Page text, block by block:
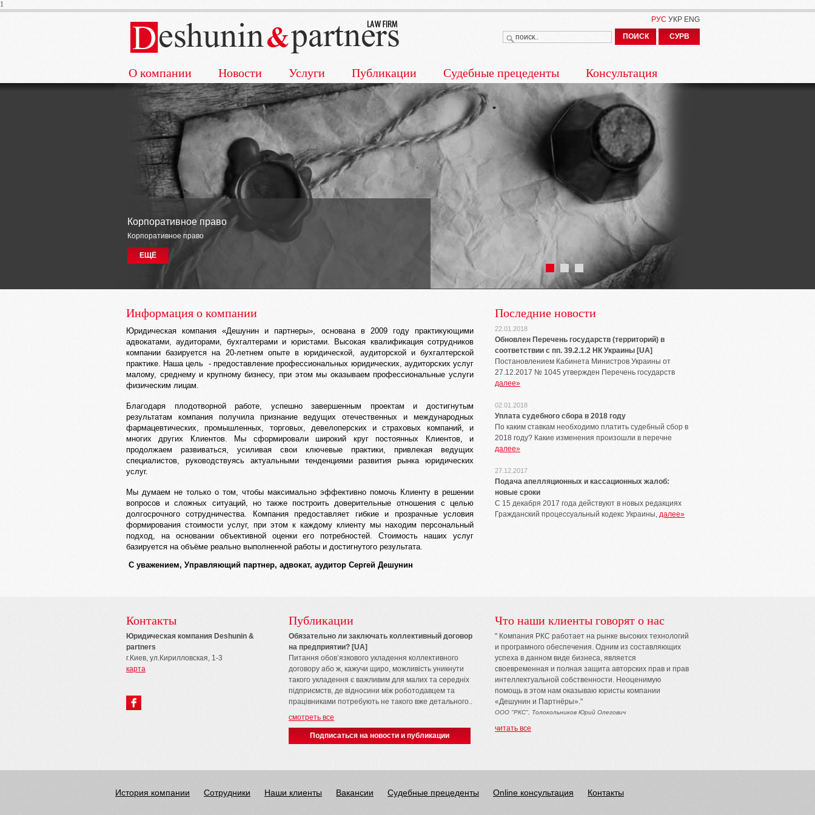
1
РУС УКР ENG
ПОИСК
СУРВ
О компании Новости Услуги Публикации Судебные прецеденты Консультация
Корпоративное право
Корпоративное право
ЕЩЁ
Информация о компании
Юридическая компания «Дешунин и партнеры», основана в 2009 году практикующими
адвокатами, аудиторами, бухгалтерами и юристами. Высокая квалификация сотрудников
компании базируется на 20-летнем опыте в юридической, аудиторской и бухгалтерской
практике. Наша цель - предоставление профессиональных юридических, аудиторских услуг
малому, среднему и крупному бизнесу, при этом мы оказываем профессиональные услуги
физическим лицам.
Благодаря плодотворной работе, успешно завершенным проектам и достигнутым
результатам компания получила признание ведущих отечественных и международных
фармацевтических, промышленных, торговых, девелоперских и страховых компаний, и
многих других Клиентов. Мы сформировали широкий круг постоянных Клиентов, и
продолжаем развиваться, усиливая свои ключевые практики, привлекая ведущих
специалистов, руководствуясь актуальными тенденциями развития рынка юридических
услуг.
Мы думаем не только о том, чтобы максимально эффективно помочь Клиенту в решении
вопросов и сложных ситуаций, но также построить доверительные отношения с целью
долгосрочного сотрудничества. Компания предоставляет гибкие и прозрачные условия
формирования стоимости услуг, при этом к каждому клиенту мы находим персональный
подход, на основании объективной оценки его потребностей. Стоимость наших услуг
базируется на объёме реально выполненной работы и достигнутого результата.
С уважением, Управляющий партнер, адвокат, аудитор Сергей Дешунин
Последние новости
22.01.2018
Обновлен Перечень государств (территорий) в
соответствии с пп. 39.2.1.2 НК Украины [UA]
Постановлением Кабинета Министров Украины от
27.12.2017 № 1045 утвержден Перечень государств
далее»
02.01.2018
Уплата судебного сбора в 2018 году
По каким ставкам необходимо платить судебный сбор в
2018 году? Какие изменения произошли в перечне
далее»
27.12.2017
Подача апелляционных и кассационных жалоб:
новые сроки
С 15 декабря 2017 года действуют в новых редакциях
Гражданский процессуальный кодекс Украины, далее»
Контакты
Юридическая компания Deshunin &
partners
г.Киев, ул.Кирилловская, 1-3
карта
Публикации
Обязательно ли заключать коллективный договор
на предприятии? [UA]
Питання обов’язкового укладення коллективного
договору або ж, кажучи щиро, можливість уникнути
такого укладення є важливим для малих та середніх
підприємств, де відносини між роботодавцем та
працівниками потребують не такого вже детального..
смотреть все
Подписаться на новости и публикации
Что наши клиенты говорят о нас
" Компания РКС работает на рынке высоких технологий
и програмного обеспечения. Одним из составляющих
успеха в данном виде бизнеса, является
своевременная и полная защита авторских прав и прав
интеллектуальной собственности. Неоценимую
помощь в этом нам оказываю юристы компании
«Дешунин и Партнёры»."
ООО "РКС", Толокольников Юрий Олегович
читать все
История компании Сотрудники Наши клиенты Вакансии Судебные прецеденты Online консультация Контакты